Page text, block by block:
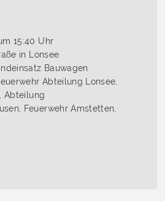
15:40 Uhr
in Lonsee
Bauwagen
Abteilung Lonsee,
Abteilung
Feuerwehr Amstetten,